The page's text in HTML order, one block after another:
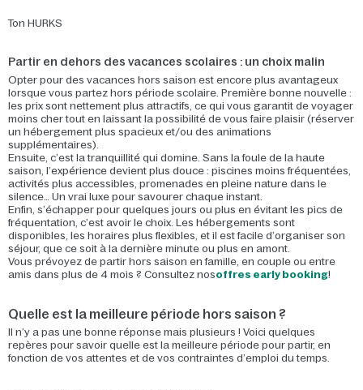
Ton HURKS
Partir en dehors des vacances scolaires : un choix malin
Opter pour des vacances hors saison est encore plus avantageux
lorsque vous partez hors période scolaire. Première bonne nouvelle :
les prix sont nettement plus attractifs, ce qui vous garantit de voyager
moins cher tout en laissant la possibilité de vous faire plaisir (réserver
un hébergement plus spacieux et/ou des animations
supplémentaires).
Ensuite, c’est la tranquillité qui domine. Sans la foule de la haute
saison, l’expérience devient plus douce : piscines moins fréquentées,
activités plus accessibles, promenades en pleine nature dans le
silence… Un vrai luxe pour savourer chaque instant.
Enfin, s’échapper pour quelques jours ou plus en évitant les pics de
fréquentation, c’est avoir le choix. Les hébergements sont
disponibles, les horaires plus flexibles, et il est facile d’organiser son
séjour, que ce soit à la dernière minute ou plus en amont.
Vous prévoyez de partir hors saison en famille, en couple ou entre
amis dans plus de 4 mois ? Consultez nosoffres early booking!
Quelle est la meilleure période hors saison ?
Il n’y a pas une bonne réponse mais plusieurs ! Voici quelques
repères pour savoir quelle est la meilleure période pour partir, en
fonction de vos attentes et de vos contraintes d’emploi du temps.